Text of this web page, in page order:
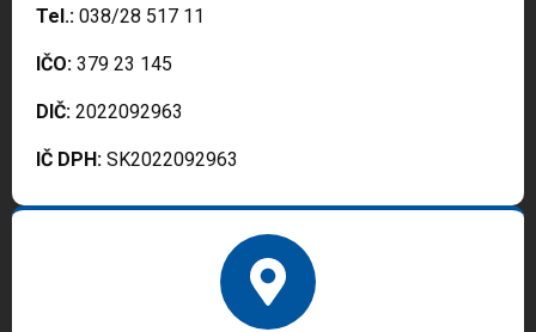
Tel.: 038/28 517 11
IČO: 379 23 145
DIČ: 2022092963
IČ DPH: SK2022092963